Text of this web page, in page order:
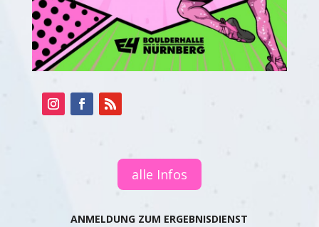
alle Infos
ANMELDUNG ZUM ERGEBNISDIENST